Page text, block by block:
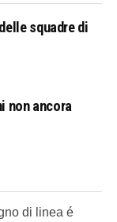
squadre di
non ancora
di linea é